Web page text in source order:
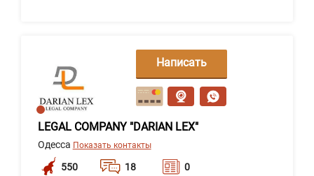
LEGAL COMPANY "DARIAN LEX"
Одесса Показать контакты
550 18 0
Написать
сообщение